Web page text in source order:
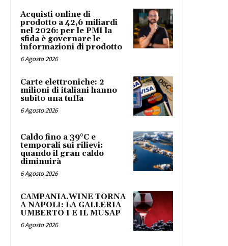
Acquisti online di
prodotto a 42,6 miliardi
nel 2026: per le PMI la
sfida è governare le
informazioni di prodotto
6 Agosto 2026
Carte elettroniche: 2
milioni di italiani hanno
subito una tuffa
6 Agosto 2026
Caldo fino a 39°C e
temporali sui rilievi:
quando il gran caldo
diminuirà
6 Agosto 2026
CAMPANIA.WINE TORNA
A NAPOLI: LA GALLERIA
UMBERTO I E IL MUSAP
6 Agosto 2026